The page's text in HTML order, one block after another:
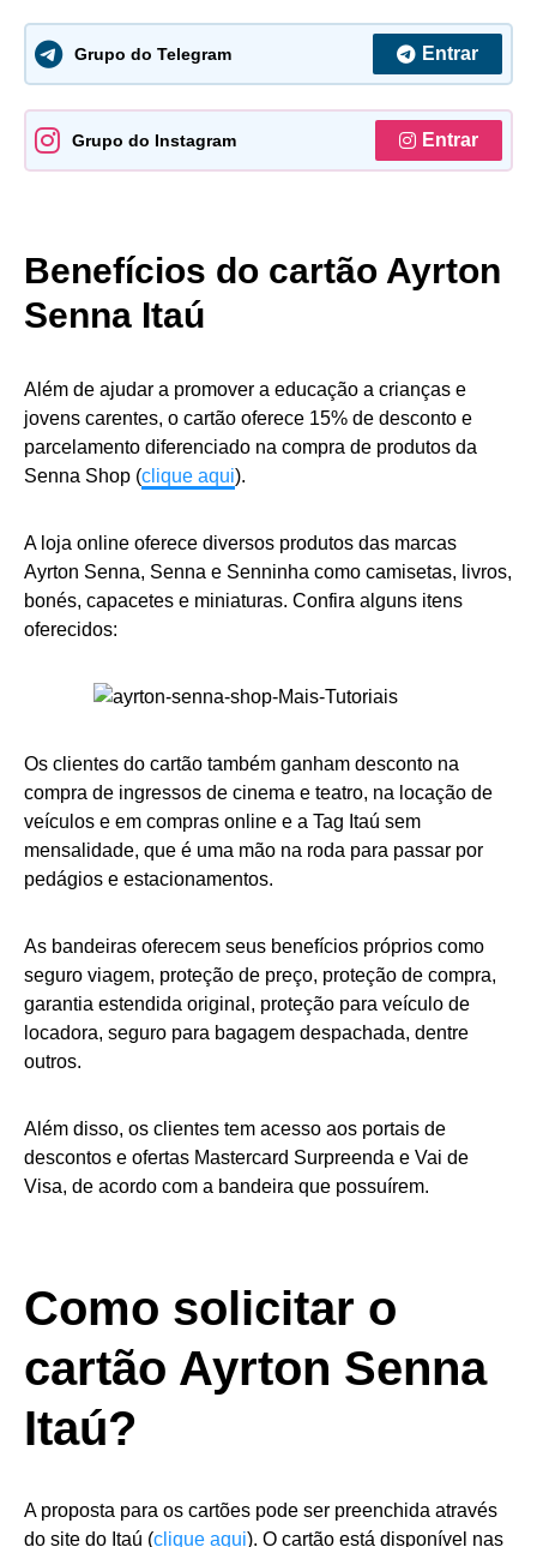
Grupo do Telegram Entrar
Grupo do Instagram Entrar
Benefícios do cartão Ayrton
Senna Itaú
Além de ajudar a promover a educação a crianças e
jovens carentes, o cartão oferece 15% de desconto e
parcelamento diferenciado na compra de produtos da
Senna Shop (clique aqui).
A loja online oferece diversos produtos das marcas
Ayrton Senna, Senna e Senninha como camisetas, livros,
bonés, capacetes e miniaturas. Confira alguns itens
oferecidos:
Os clientes do cartão também ganham desconto na
compra de ingressos de cinema e teatro, na locação de
veículos e em compras online e a Tag Itaú sem
mensalidade, que é uma mão na roda para passar por
pedágios e estacionamentos.
As bandeiras oferecem seus benefícios próprios como
seguro viagem, proteção de preço, proteção de compra,
garantia estendida original, proteção para veículo de
locadora, seguro para bagagem despachada, dentre
outros.
Além disso, os clientes tem acesso aos portais de
descontos e ofertas Mastercard Surpreenda e Vai de
Visa, de acordo com a bandeira que possuírem.
Como solicitar o
cartão Ayrton Senna
Itaú?
A proposta para os cartões pode ser preenchida através
do site do Itaú (clique aqui). O cartão está disponível nas